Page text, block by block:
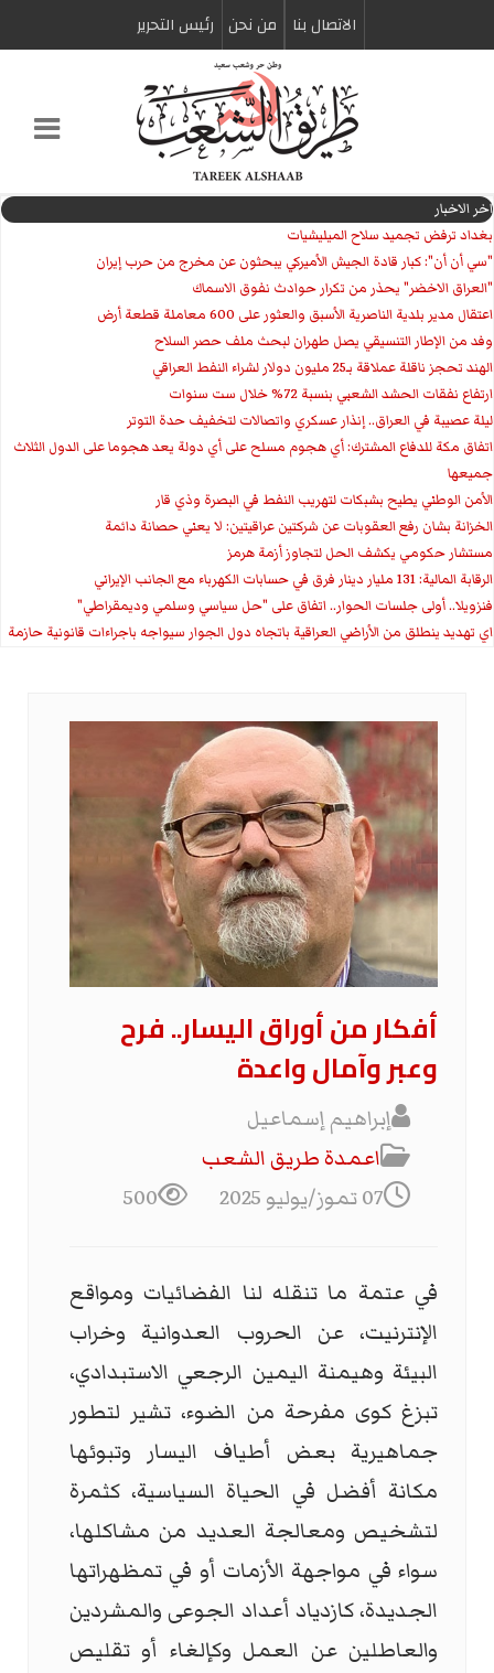
الاتصال بنا من نحن رئیس التحریر
اخر الاخبار
بغداد ترفض تجميد سلاح الميليشيات
"سي أن أن": كبار قادة الجيش الأميركي يبحثون عن مخرج من حرب إيران
"العراق الاخضر" يحذر من تكرار حوادث نفوق الاسماك
اعتقال مدير بلدية الناصرية الأسبق والعثور على 600 معاملة قطعة أرض
وفد من الإطار التنسيقي يصل طهران لبحث ملف حصر السلاح
الهند تحجز ناقلة عملاقة بـ25 مليون دولار لشراء النفط العراقي
ارتفاع نفقات الحشد الشعبي بنسبة 72% خلال ست سنوات
ليلة عصيبة في العراق.. إنذار عسكري واتصالات لتخفيف حدة التوتر
‏اتفاق مكة للدفاع المشترك: أي هجوم مسلح على أي دولة يعد هجوما على الدول الثلاث
جميعها
الأمن الوطني يطيح بشبكات لتهريب النفط في البصرة وذي قار
الخزانة بشان رفع العقوبات عن شركتين عراقيتين: لا يعني حصانة دائمة
مستشار حكومي يكشف الحل لتجاوز أزمة هرمز
الرقابة المالية: 131 مليار دينار فرق في حسابات الكهرباء مع الجانب الإيراني
فنزويلا.. أولى جلسات الحوار.. اتفاق على "حل سياسي وسلمي وديمقراطي"
اي تهديد ينطلق من الأراضي العراقية باتجاه دول الجوار سيواجه باجراءات قانونية حازمة
أفكار من أوراق اليسار.. فرح
وعبر وآمال واعدة
إبراهيم إسماعيل
اعمدة طريق الشعب
07 تموز/يوليو 2025
500
في عتمة ما تنقله لنا الفضائيات ومواقع
الإنترنيت، عن الحروب العدوانية وخراب
البيئة وهيمنة اليمين الرجعي الاستبدادي،
تبزغ كوى مفرحة من الضوء، تشير لتطور
جماهيرية بعض أطياف اليسار وتبوئها
مكانة أفضل في الحياة السياسية، كثمرة
لتشخيص ومعالجة العديد من مشاكلها،
سواء في مواجهة الأزمات أو في تمظهراتها
الجديدة، كازدياد أعداد الجوعى والمشردين
والعاطلين عن العمل وكإلغاء أو تقليص